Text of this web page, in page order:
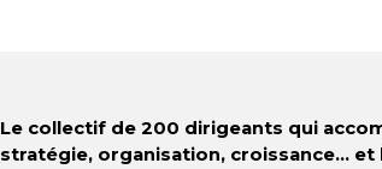
Le collectif de 200 dirigeants qui
stratégie, organisation, croissance… et